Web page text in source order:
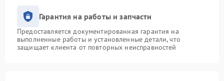
Гарантия на работы и запчасти
Предоставляется документированная гарантия на
выполненные работы и установленные детали, что
защищает клиента от повторных неисправностей